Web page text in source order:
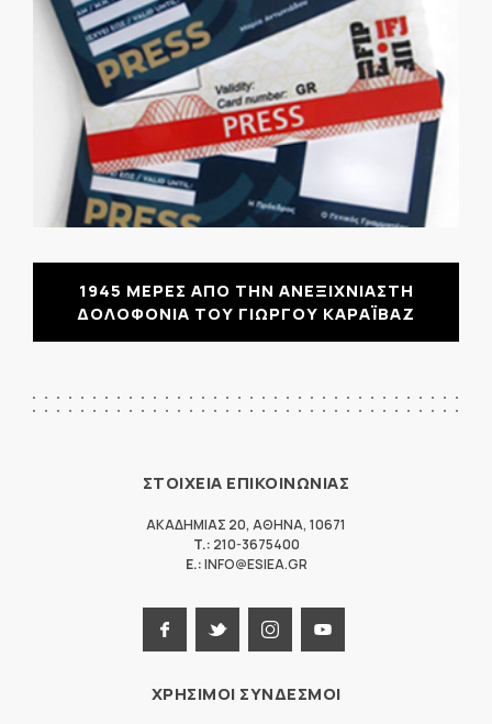
1945 ΜΕΡΕΣ ΑΠΟ ΤΗΝ ΑΝΕΞΙΧΝΙΑΣΤΗ
ΔΟΛΟΦΟΝΙΑ ΤΟΥ ΓΙΩΡΓΟΥ ΚΑΡΑΪΒΑΖ
ΣΤΟΙΧΕΙΑ ΕΠΙΚΟΙΝΩΝΙΑΣ
ΑΚΑΔΗΜΙΑΣ 20, ΑΘΗΝΑ, 10671
T.: 210-3675400
E.:INFO@ESIEA.GR
ΧΡΗΣΙΜΟΙ ΣΥΝΔΕΣΜΟΙ